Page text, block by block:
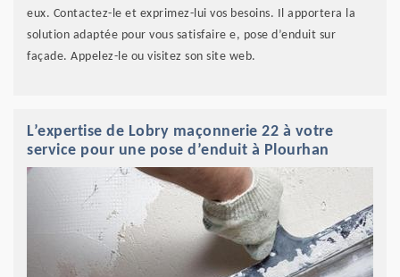
eux. Contactez-le et exprimez-lui vos besoins. Il apportera la
solution adaptée pour vous satisfaire e, pose d’enduit sur
façade. Appelez-le ou visitez son site web.
L’expertise de Lobry maçonnerie 22 à votre
service pour une pose d’enduit à Plourhan